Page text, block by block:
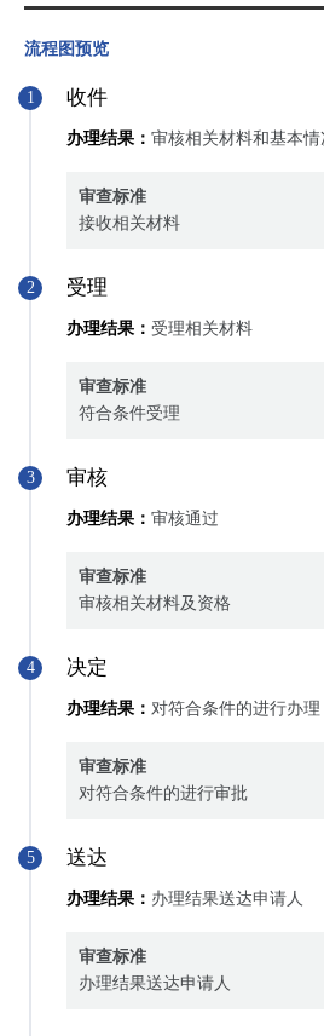
流程图预览
1 收件
办理结果： 审核相关材料和基本
审查标准
接收相关材料
2 受理
办理结果： 受理相关材料
审查标准
符合条件受理
3 审核
办理结果： 审核通过
审查标准
审核相关材料及资格
4 决定
办理结果： 对符合条件的进行办理
审查标准
对符合条件的进行审批
5 送达
办理结果： 办理结果送达申请人
审查标准
办理结果送达申请人